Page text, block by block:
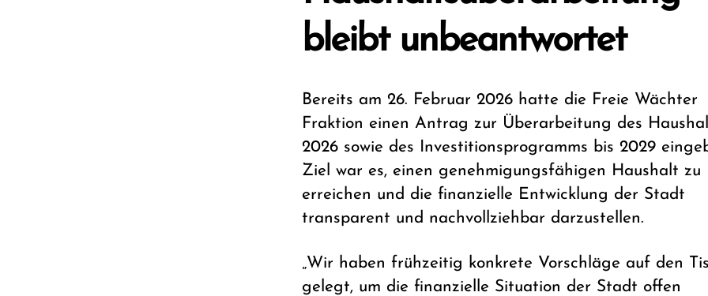
bleibt unbeantwortet
Bereits am 26. Februar 2026 hatte die Freie Wächter
Fraktion einen Antrag zur Überarbeitung des
2026 sowie des Investitionsprogramms bis 2029
Ziel war es, einen genehmigungsfähigen Haushalt zu
erreichen und die finanzielle Entwicklung der Stadt
transparent und nachvollziehbar darzustellen.
„Wir haben frühzeitig konkrete Vorschläge auf den
gelegt, um die finanzielle Situation der Stadt offen